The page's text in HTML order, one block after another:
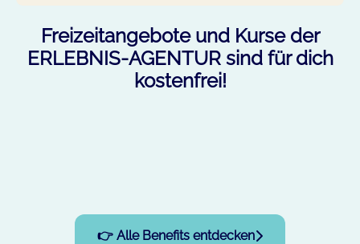
Freizeitangebote und Kurse der
ERLEBNIS-AGENTUR sind für dich
kostenfrei!
👉 Alle Benefits entdecken